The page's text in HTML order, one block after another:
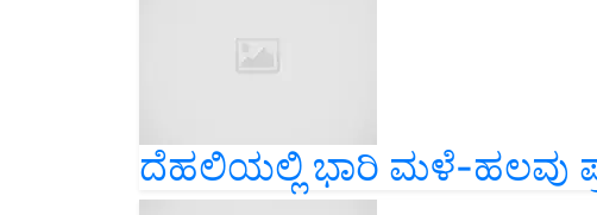
ದೆಹಲಿಯಲ್ಲಿ ಭಾರಿ ಮಳೆ-ಹಲವು